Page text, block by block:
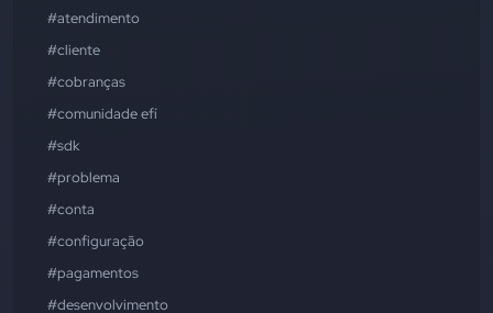
#atendimento
#cliente
#cobranças
#comunidade efí
#sdk
#problema
#conta
#configuração
#pagamentos
#desenvolvimento